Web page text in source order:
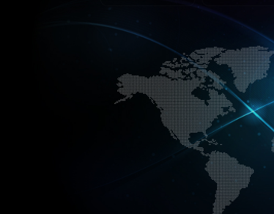
éclairage blanc led
Enseigne publicitaire
Fabriquant et distributeur français
gamme à base de LED.
led, Topledworld, top led world, top
économie énergie, edf, lumière,